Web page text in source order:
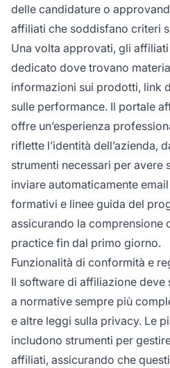
delle candidature o
affiliati che soddisfano criteri
Una volta approvati, gli
dedicato dove trovano
informazioni sui prodotti, link
sulle performance. Il portale
offre un’esperienza
riflette l’identità dell’azienda,
strumenti necessari per avere
inviare automaticamente
formativi e linee guida del
assicurando la comprensione
practice fin dal primo giorno.
Funzionalità di conformità e
Il software di affiliazione
a normative sempre più
e altre leggi sulla privacy. Le
includono strumenti per
affiliati, assicurando che